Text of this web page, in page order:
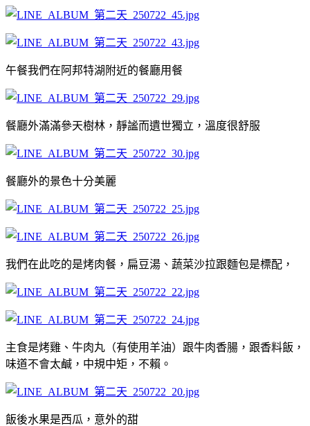
午餐我們在阿邦特湖附近的餐廳用餐
餐廳外滿滿參天樹林，靜謐而遺世獨立，溫度很舒服
餐廳外的景色十分美麗
我們在此吃的是烤肉餐，扁豆湯、蔬菜沙拉跟麵包是標配，
主食是烤雞、牛肉丸（有使用羊油）跟牛肉香腸，跟香料飯，
味道不會太鹹，中規中矩，不賴。
飯後水果是西瓜，意外的甜